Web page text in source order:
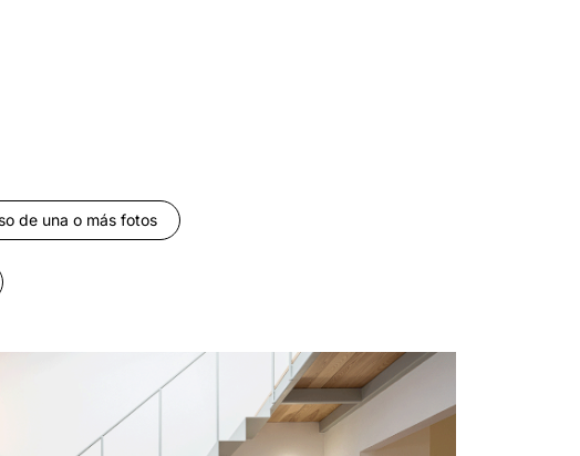
de una o más fotos